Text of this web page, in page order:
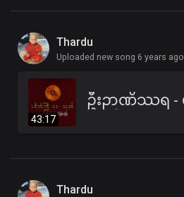
Thardu
Uploaded new song 6 years ago
43:17
Thardu